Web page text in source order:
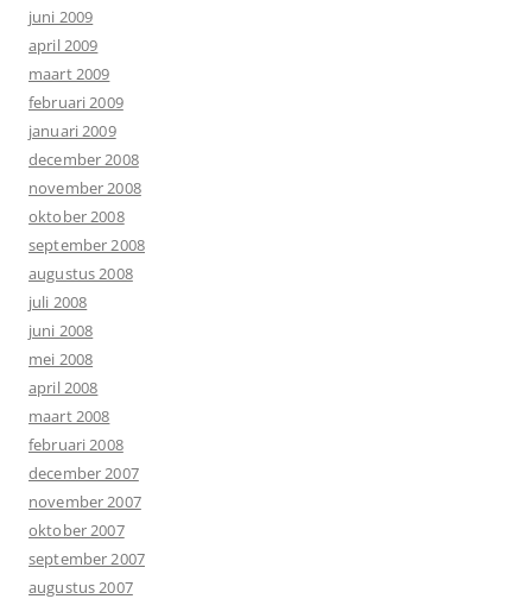
juni 2009
april 2009
maart 2009
februari 2009
januari 2009
december 2008
november 2008
oktober 2008
september 2008
augustus 2008
juli 2008
juni 2008
mei 2008
april 2008
maart 2008
februari 2008
december 2007
november 2007
oktober 2007
september 2007
augustus 2007